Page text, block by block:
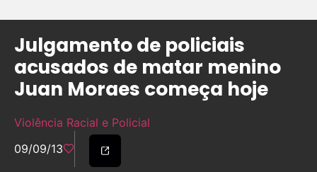
Julgamento de policiais
acusados de matar menino
Juan Moraes começa hoje
Violência Racial e Policial
09/09/13